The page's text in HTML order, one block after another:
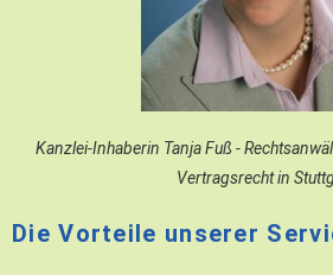
Kanzlei-Inhaberin Tanja Fuß -
Vertragsrecht in
Die Vorteile unserer